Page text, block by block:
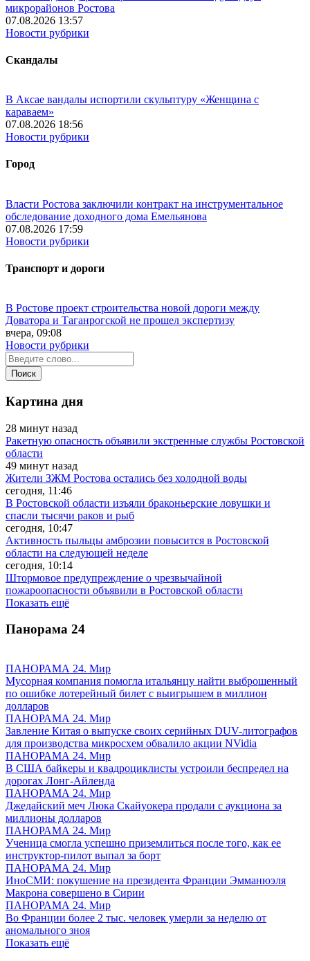
микрорайонов Ростова
07.08.2026 13:57
Новости рубрики
Скандалы
В Аксае вандалы испортили скульптуру «Женщина с
караваем»
07.08.2026 18:56
Новости рубрики
Город
Власти Ростова заключили контракт на инструментальное
обследование доходного дома Емельянова
07.08.2026 17:59
Новости рубрики
Транспорт и дороги
В Ростове проект строительства новой дороги между
Доватора и Таганрогской не прошел экспертизу
вчера, 09:08
Новости рубрики
Картина дня
28 минут назад
Ракетную опасность объявили экстренные службы Ростовской
области
49 минут назад
Жители ЗЖМ Ростова остались без холодной воды
сегодня, 11:46
В Ростовской области изъяли браконьерские ловушки и
спасли тысячи раков и рыб
сегодня, 10:47
Активность пыльцы амброзии повысится в Ростовской
области на следующей неделе
сегодня, 10:14
Штормовое предупреждение о чрезвычайной
пожароопасности объявили в Ростовской области
Показать ещё
Панорама 24
ПАНОРАМА 24. Мир
Мусорная компания помогла итальянцу найти выброшенный
по ошибке лотерейный билет с выигрышем в миллион
долларов
ПАНОРАМА 24. Мир
Завление Китая о выпуске своих серийных DUV-литографов
для производства микросхем обвалило акции NVidia
ПАНОРАМА 24. Мир
В США байкеры и квадроциклисты устроили беспредел на
дорогах Лонг-Айленда
ПАНОРАМА 24. Мир
Джедайский меч Люка Скайуокера продали с аукциона за
миллионы долларов
ПАНОРАМА 24. Мир
Ученица смогла успешно приземлиться после того, как ее
инструктор-пилот выпал за борт
ПАНОРАМА 24. Мир
ИноСМИ: покушение на президента Франции Эмманюэля
Макрона совершено в Сирии
ПАНОРАМА 24. Мир
Во Франции более 2 тыс. человек умерли за неделю от
аномального зноя
Показать ещё